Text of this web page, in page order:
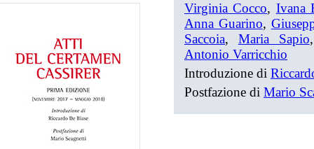
Virginia Cocco, Ivana
Anna Guarino,
Saccoia, Maria Sapio
Antonio Varricchio
Introduzione di
Postfazione di Mario